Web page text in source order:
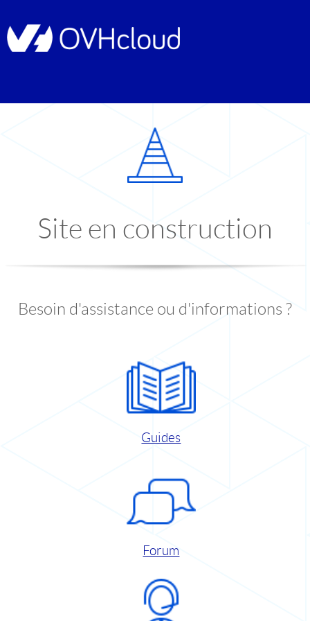
Site en construction
Besoin d'assistance ou d'informations ?
Guides
Forum